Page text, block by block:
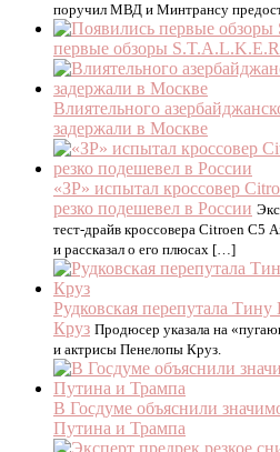
поручил МВД и Минтрансу
первые обзоры
Влиятельного
задержали в Москве
«ЗР» испытал кроссовер
резко подешевел в России
тест-драйв кроссовера Citroen C5
и рассказал о его плюсах […]
Рудковская перепутала
Круз Продюсер указала на
и актрисы Пенелопы Круз.
В Госдуме объяснили
Путина и Трампа